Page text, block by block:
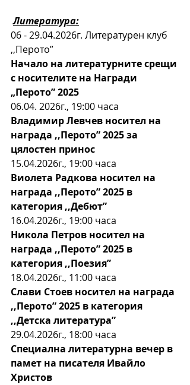
Литература:
06 - 29.04.2026г. Литературен клуб
,,Перото”
Начало на литературните срещи
с носителите на Награди
„Перото” 2025
06.04. 2026г., 19:00 часа
Владимир Левчев носител на
награда ,,Перото” 2025 за
цялостен принос
15.04.2026г., 19:00 часа
Виолета Радкова носител на
награда ,,Перото” 2025 в
категория ,,Дебют”
16.04.2026г., 19:00 часа
Никола Петров носител на
награда ,,Перото” 2025 в
категория ,,Поезия”
18.04.2026г., 11:00 часа
Слави Стоев носител на награда
,,Перото” 2025 в категория
,,Детска литература”
29.04.2026г., 18:00 часа
Специална литературна вечер в
памет на писателя Ивайло
Христов